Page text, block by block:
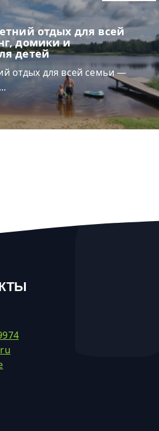
отдых для всей
домики и
детей
отдых для всей семьи —